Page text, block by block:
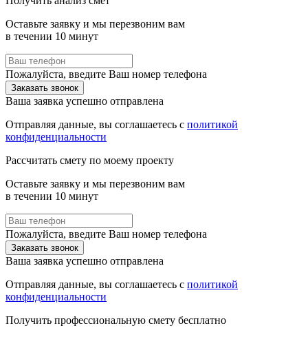
Оставьте заявку и мы перезвоним вам
в течении 10 минут
Пожалуйста, введите Ваш номер телефона
Заказать звонок
Ваша заявка успешно отправлена
Отправляя данные, вы соглашаетесь с политикой
конфиденциальности
Рассчитать смету по моему проекту
Оставьте заявку и мы перезвоним вам
в течении 10 минут
Пожалуйста, введите Ваш номер телефона
Заказать звонок
Ваша заявка успешно отправлена
Отправляя данные, вы соглашаетесь с политикой
конфиденциальности
Получить профессиональную смету бесплатно